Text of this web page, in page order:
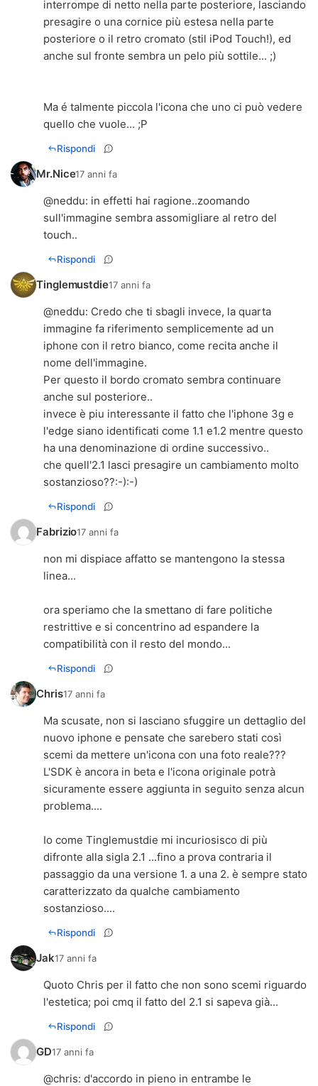
interrompe di netto nella parte posteriore, lasciando
presagire o una cornice più estesa nella parte
posteriore o il retro cromato (stil iPod Touch!), ed
anche sul fronte sembra un pelo più sottile... ;)
Ma é talmente piccola l'icona che uno ci può vedere
quello che vuole... ;P
Rispondi
Mr.Nice17 anni fa
@neddu: in effetti hai ragione..zoomando
sull'immagine sembra assomigliare al retro del
touch..
Rispondi
Tinglemustdie17 anni fa
@neddu: Credo che ti sbagli invece, la quarta
immagine fa riferimento semplicemente ad un
iphone con il retro bianco, come recita anche il
nome dell'immagine.
Per questo il bordo cromato sembra continuare
anche sul posteriore..
invece è piu interessante il fatto che l'iphone 3g e
l'edge siano identificati come 1.1 e1.2 mentre questo
ha una denominazione di ordine successivo..
che quell'2.1 lasci presagire un cambiamento molto
sostanzioso??:-):-)
Rispondi
Fabrizio17 anni fa
non mi dispiace affatto se mantengono la stessa
linea...
ora speriamo che la smettano di fare politiche
restrittive e si concentrino ad espandere la
compatibilità con il resto del mondo...
Rispondi
Chris17 anni fa
Ma scusate, non si lasciano sfuggire un dettaglio del
nuovo iphone e pensate che sarebero stati così
scemi da mettere un'icona con una foto reale???
L'SDK è ancora in beta e l'icona originale potrà
sicuramente essere aggiunta in seguito senza alcun
problema....
Io come Tinglemustdie mi incuriosisco di più
difronte alla sigla 2.1 ...fino a prova contraria il
passaggio da una versione 1. a una 2. è sempre stato
caratterizzato da qualche cambiamento
sostanzioso....
Rispondi
Jak17 anni fa
Quoto Chris per il fatto che non sono scemi riguardo
l'estetica; poi cmq il fatto del 2.1 si sapeva già...
Rispondi
GD17 anni fa
@chris: d'accordo in pieno in entrambe le